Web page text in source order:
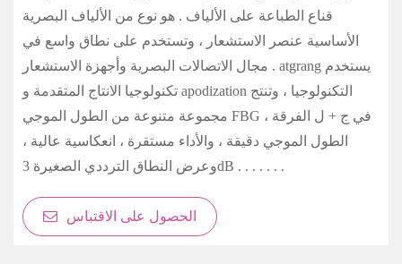
قناع الطباعة على الألياف . هو نوع من الألياف البصرية
الأساسية عنصر الاستشعار ، وتستخدم على نطاق واسع في
مجال الاتصالات البصرية وأجهزة الاستشعار . atgrang يستخدم
تكنولوجيا الانتاج المتقدمة و apodization التكنولوجيا ، وتنتج
مجموعة متنوعة من الطول الموجي FBG في ج + ل الفرقة ،
الطول الموجي دقيقة ، والأداء مستقرة ، انعكاسية عالية ،
وعرض النطاق الترددي الصغيرة 3dB . . . . . . .
الحصول على الاقتباس